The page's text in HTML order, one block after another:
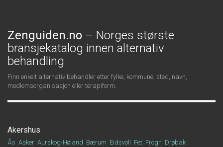
Zenguiden.no – Norges største
bransjekatalog innen alternativ
behandling
Finn enkelt alternativ behandler etter fylke, kommune, sted, navn,
medlemsorganisasjon eller terapiform.
Akershus
Ås Asker Aurskog-Høland Bærum Eidsvoll Fet Frogn Drøbak